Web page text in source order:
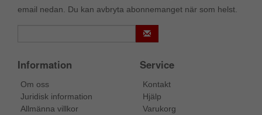
email nedan. Du kan avbryta abonnemanget när som helst.
Information
Om oss
Juridisk information
Allmänna villkor
Service
Kontakt
Hjälp
Varukorg